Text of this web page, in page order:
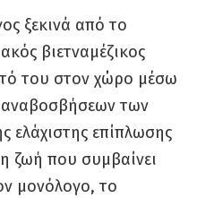
ξεκινά από το
βιετναμέζικος
του στον χώρο μέσω
των
ελάχιστης επίπλωσης
ζωή που συμβαίνει
μονόλογο, το